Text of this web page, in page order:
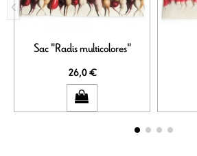
Sac "Radis multicolores"
26,0 €